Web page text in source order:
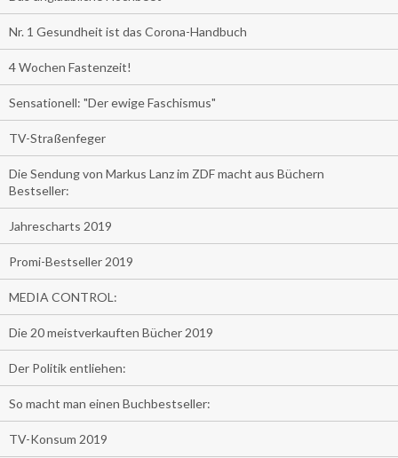
Nr. 1 Gesundheit ist das Corona-Handbuch
4 Wochen Fastenzeit!
Sensationell: "Der ewige Faschismus"
TV-Straßenfeger
Die Sendung von Markus Lanz im ZDF macht aus Büchern
Bestseller:
Jahrescharts 2019
Promi-Bestseller 2019
MEDIA CONTROL:
Die 20 meistverkauften Bücher 2019
Der Politik entliehen:
So macht man einen Buchbestseller:
TV-Konsum 2019